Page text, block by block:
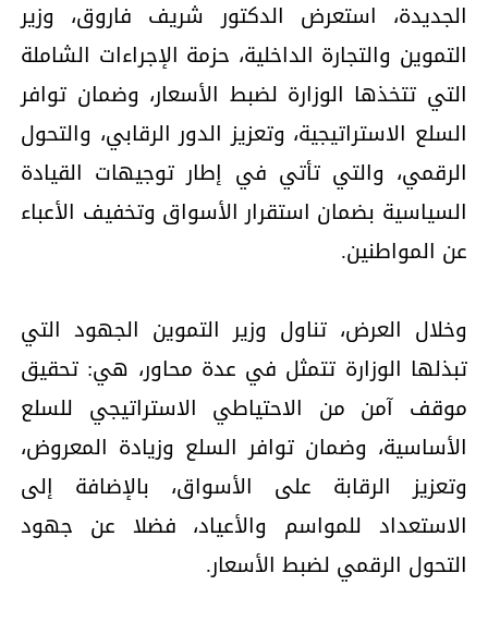
الجديدة، استعرض الدكتور شريف فاروق، وزير
التموين والتجارة الداخلية، حزمة الإجراءات الشاملة
التي تتخذها الوزارة لضبط الأسعار، وضمان توافر
السلع الاستراتيجية، وتعزيز الدور الرقابي، والتحول
الرقمي، والتي تأتي في إطار توجيهات القيادة
السياسية بضمان استقرار الأسواق وتخفيف الأعباء
عن المواطنين.
وخلال العرض، تناول وزير التموين الجهود التي
تبذلها الوزارة تتمثل في عدة محاور، هي: تحقيق
موقف آمن من الاحتياطي الاستراتيجي للسلع
الأساسية، وضمان توافر السلع وزيادة المعروض،
وتعزيز الرقابة على الأسواق، بالإضافة إلى
الاستعداد للمواسم والأعياد، فضلا عن جهود
التحول الرقمي لضبط الأسعار.